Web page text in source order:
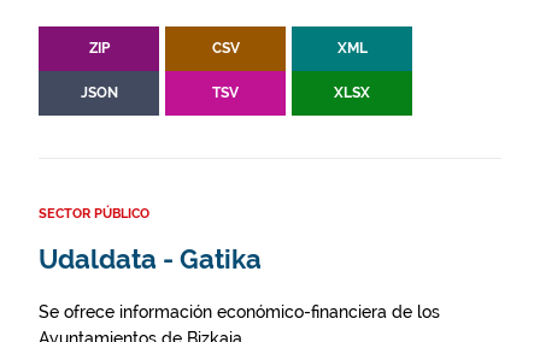
ZIP CSV XML
JSON TSV XLSX
SECTOR PÚBLICO
Udaldata - Gatika
Se ofrece información económico-financiera de los